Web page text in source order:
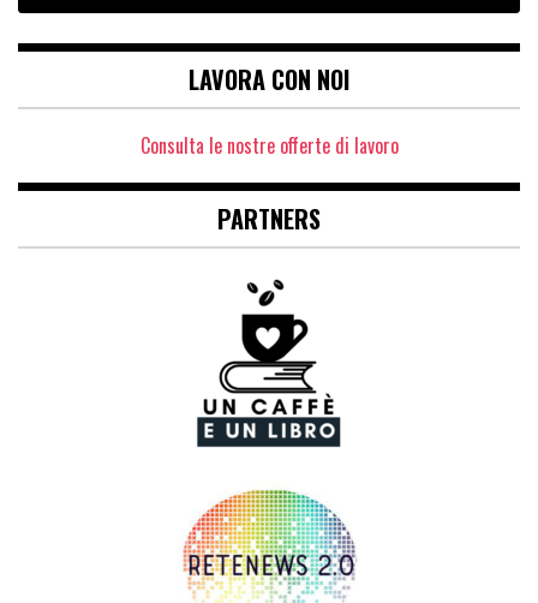
LAVORA CON NOI
Consulta le nostre offerte di lavoro
PARTNERS